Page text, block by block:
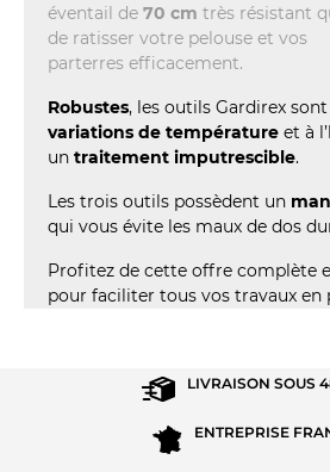
éventail de 70 cm très résistant
de ratisser votre pelouse et vos
parterres efficacement.
Robustes, les outils Gardirex sont
variations de température et à
un traitement imputrescible.
Les trois outils possèdent un
qui vous évite les maux de dos
Profitez de cette offre complète
pour faciliter tous vos travaux en
LIVRAISON SOUS
ENTREPRISE